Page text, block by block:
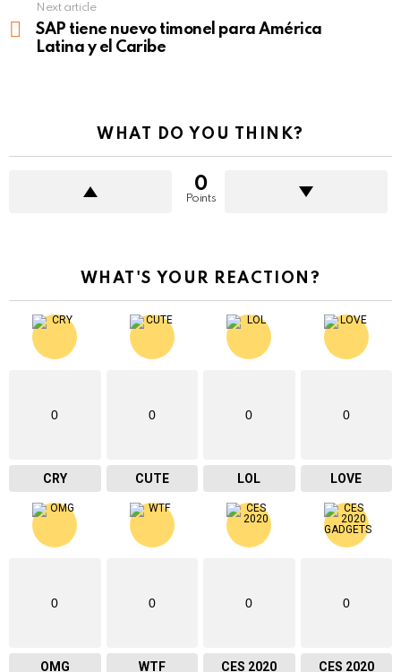
Next article
SAP tiene nuevo timonel para América
Latina y el Caribe
WHAT DO YOU THINK?
0
Points
WHAT'S YOUR REACTION?
0
CRY
0
CUTE
0
LOL
0
LOVE
0
OMG
0
WTF
0
CES 2020
0
CES 2020